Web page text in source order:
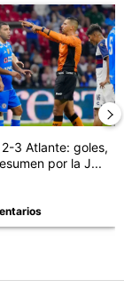
un detalle clave
tendencia con el
3 Atlante: goles,
por la J...